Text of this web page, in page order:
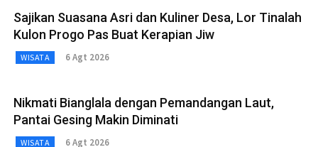
Sajikan Suasana Asri dan Kuliner Desa, Lor Tinalah
Kulon Progo Pas Buat Kerapian Jiw
WISATA 6 Agt 2026
Nikmati Bianglala dengan Pemandangan Laut,
Pantai Gesing Makin Diminati
WISATA 6 Agt 2026